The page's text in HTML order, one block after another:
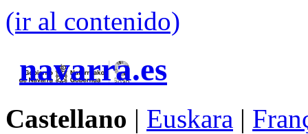
(ir al contenido)
navarra.es
Castellano | Euskara |